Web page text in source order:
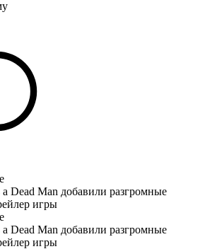
Dead Man добавили разгромные
игры
Dead Man добавили разгромные
игры